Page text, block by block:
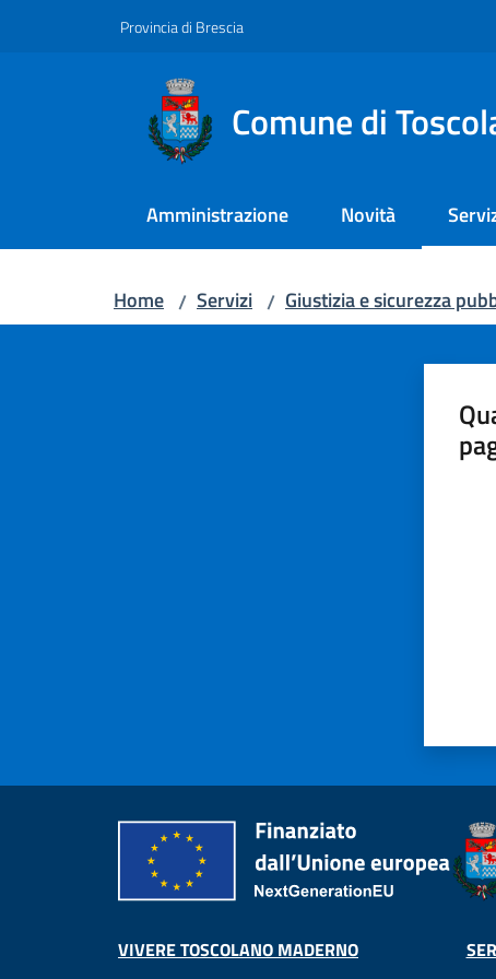
Provincia di Brescia
Comune di
Amministrazione Novità
Home / Servizi / Giustizia e sicurezza
VIVERE TOSCOLANO MADERNO